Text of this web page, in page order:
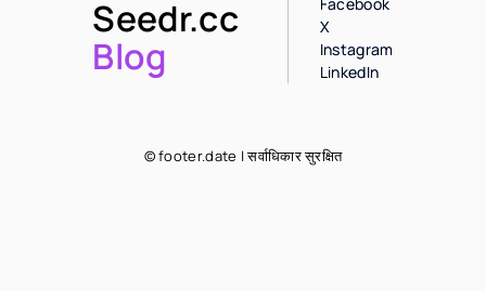
Seedr.cc
Blog
X
Instagram
LinkedIn
© footer.date | सर्वाधिकार सुरक्षित